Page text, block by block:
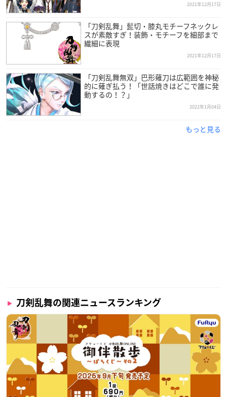
くない。草花をアレンジして飾ったり、誰かに贈ることが
舞#新刀剣男士
—刀剣乱舞 -本丸通信-【公式】 (@tkrb_ht)
(2/2)
【新刀剣男士 太刀「福島光忠(ふくしまみつただ)」】
「これは所謂、人間でいうところの……趣味ってやつ、なん
#新刀剣男士 p
2021年12月17日
「刀剣乱舞」髭切・膝丸モチーフネックレ
スが素敵すぎ！装飾・モチーフを細部まで
繊細に表現
2021年12月17日
「刀剣乱舞無双」巴形薙刀は広範囲を神秘
的に薙ぎ払う！「世話焼きはどこで誰に発
動するの！？」
2022年1月04日
もっと見る
刀剣乱舞の関連ニュースランキング